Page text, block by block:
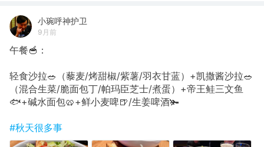
小琬呼神护卫
9月前
午餐🥣：
轻食沙拉🥗（藜麦/烤甜椒/紫薯/羽衣甘蓝）+凯撒酱沙拉🥗
（混合生菜/脆面包丁/帕玛臣芝士/煮蛋）+帝王鲑三文鱼
🐟+碱水面包🥨+鲜小麦啤🍺/生姜啤酒🫚
#秋天很多事